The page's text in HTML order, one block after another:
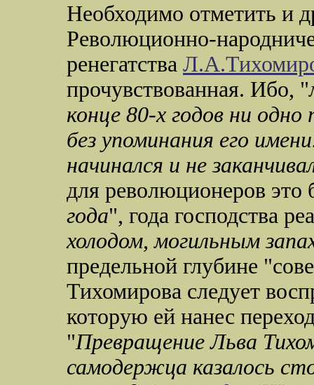
Необходимо отметить и
Революционно-
ренегатства
прочувствованная. Ибо, "
конце 80-х годов ни одно
без упоминания его
начинался и не
для революционеров это
года", года господства
холодом, могильным
предельной глубине
Тихомирова следует
которую ей нанес
"Превращение Льва
самодержца казалось